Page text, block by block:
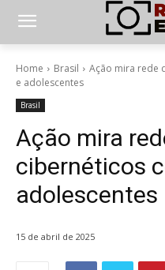
Home Brasil
Ação mira rede
e adolescentes
Brasil
Ação mira
cibernéticos
adolescentes
15 de abril de 2025